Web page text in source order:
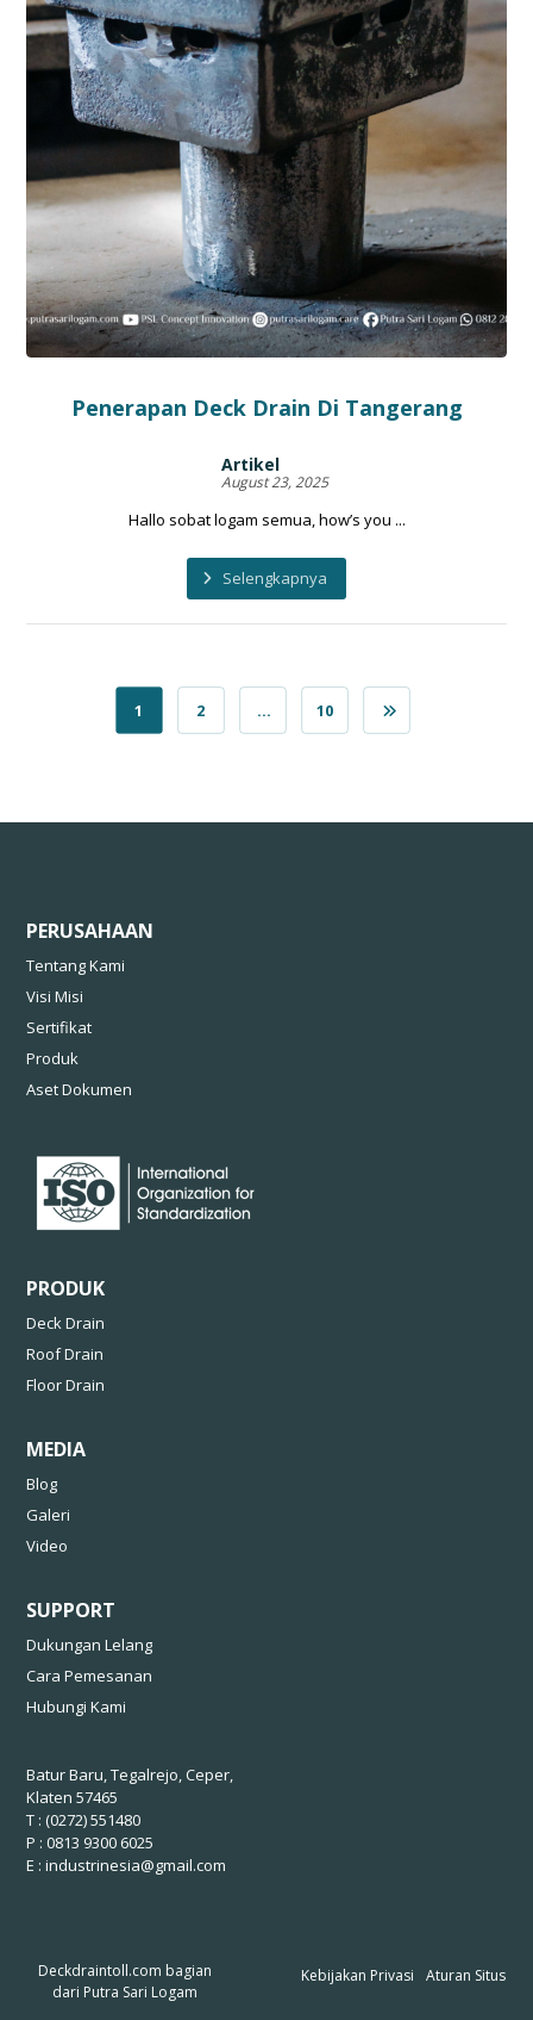
Penerapan Deck Drain Di Tangerang
Artikel
August 23, 2025
Hallo sobat logam semua, how’s you ...
Selengkapnya
1 2 … 10
PERUSAHAAN
Tentang Kami
Visi Misi
Sertifikat
Produk
Aset Dokumen
PRODUK
Deck Drain
Roof Drain
Floor Drain
MEDIA
Blog
Galeri
Video
SUPPORT
Dukungan Lelang
Cara Pemesanan
Hubungi Kami
Batur Baru, Tegalrejo, Ceper,
Klaten 57465
T : (0272) 551480
P : 0813 9300 6025
E :industrinesia@gmail.com
Deckdraintoll.com bagian
dari Putra Sari Logam
Aturan Situs
Kebijakan Privasi